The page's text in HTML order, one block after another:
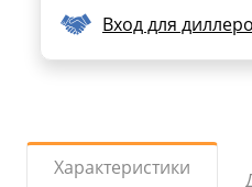
Вход для
Характеристики